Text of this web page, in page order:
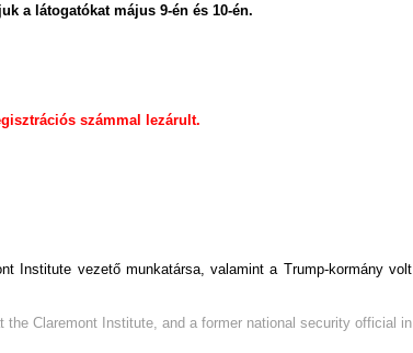
a látogatókat május 9-én és 10-én.
számmal lezárult.
Institute vezető munkatársa, valamint a Trump-kormány volt
Claremont Institute, and a former national security official in